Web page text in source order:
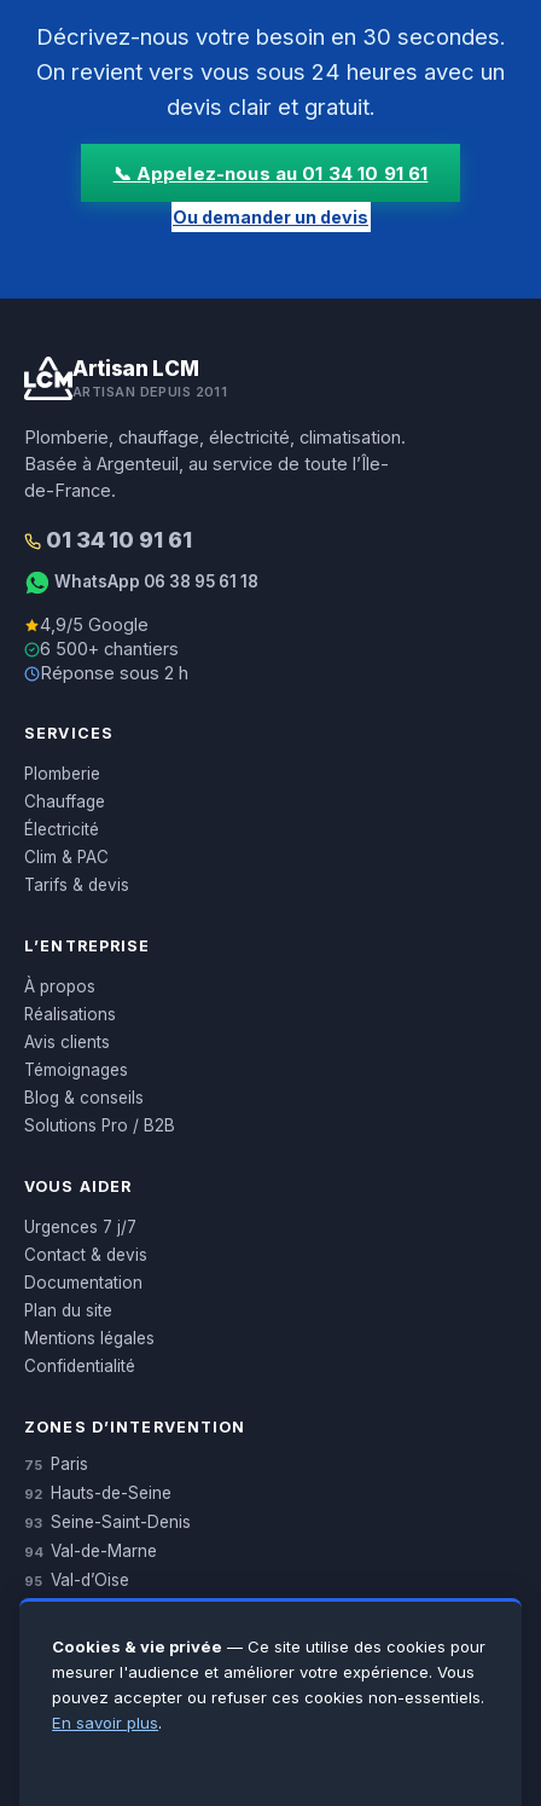
Décrivez-nous votre besoin en 30 secondes.
On revient vers vous sous 24 heures avec un
devis clair et gratuit.
📞 Appelez-nous au 01 34 10 91 61
Ou demander un devis
Artisan LCM
ARTISAN DEPUIS 2011
Plomberie, chauffage, électricité, climatisation.
Basée à Argenteuil, au service de toute l’Île-
de-France.
01 34 10 91 61
WhatsApp 06 38 95 61 18
4,9/5 Google
6 500+ chantiers
Réponse sous 2 h
SERVICES
Plomberie
Chauffage
Électricité
Clim & PAC
Tarifs & devis
L’ENTREPRISE
À propos
Réalisations
Avis clients
Témoignages
Blog & conseils
Solutions Pro / B2B
VOUS AIDER
Urgences 7 j/7
Contact & devis
Documentation
Plan du site
Mentions légales
Confidentialité
ZONES D’INTERVENTION
75 Paris
92 Hauts-de-Seine
93 Seine-Saint-Denis
94 Val-de-Marne
95 Val-d’Oise
Essonne
Seine-et-Marne
Voir toutes les villes →
Cookies & vie privée — Ce site utilise des cookies pour
mesurer l'audience et améliorer votre expérience. Vous
pouvez accepter ou refuser ces cookies non-essentiels.
En savoir plus.